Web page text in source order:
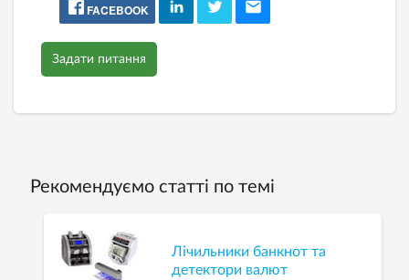
FACEBOOK
Задати питання
Рекомендуємо статті по темі
Лічильники банкнот та
детектори валют